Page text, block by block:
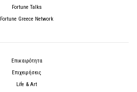
Fortune Talks
Fortune Greece Network
Επικαιρότητα
Επιχειρήσεις
Life & Art